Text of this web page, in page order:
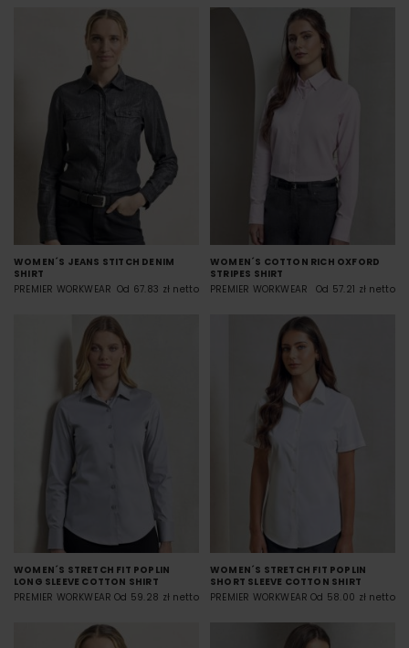
WOMEN´S JEANS STITCH DENIM
SHIRT
PREMIER WORKWEAR Od 67.83 zł netto
WOMEN´S COTTON RICH OXFORD
STRIPES SHIRT
PREMIER WORKWEAR
Od 57.21 zł netto
WOMEN´S STRETCH FIT POPLIN
LONG SLEEVE COTTON SHIRT
PREMIER WORKWEAR Od 59.28 zł netto
WOMEN´S STRETCH FIT POPLIN
SHORT SLEEVE COTTON SHIRT
PREMIER WORKWEAR Od 58.00 zł netto